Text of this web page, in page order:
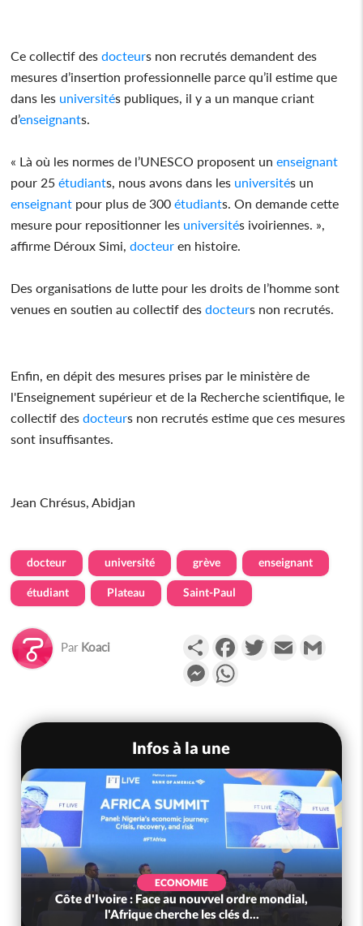
Ce collectif desdocteurs non recrutés demandent des
mesures d’insertion professionnelle parce qu’il estime que
dans les universités publiques, il y a un manque criant
d’enseignants.
« Là où les normes de l’UNESCO proposent unenseignant
pour 25étudiants, nous avons dans les universités un
enseignant pour plus de 300étudiants. On demande cette
mesure pour repositionner les universités ivoiriennes. »,
affirme Déroux Simi,docteur en histoire.
Des organisations de lutte pour les droits de l’homme sont
venues en soutien au collectif desdocteurs non recrutés.
Enfin, en dépit des mesures prises par le ministère de
l'Enseignement supérieur et de la Recherche scientifique, le
collectif desdocteurs non recrutés estime que ces mesures
sont insuffisantes.
Jean Chrésus, Abidjan
docteur université grève enseignant
étudiant Plateau Saint-Paul
Par Koaci PartagerFacebookTwitterEmail
Messenger
Infos à la une
ECONOMIE
Côte d'Ivoire : Face au nouvvel ordre mondial,
l'Afrique cherche les clés d...